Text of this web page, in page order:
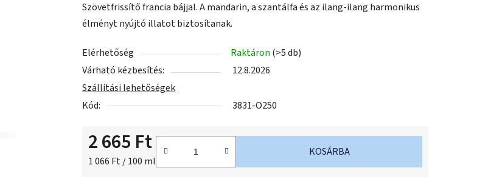
értékelése
5-
0,0
csillag.
Szövetfrissítő francia bájjal. A mandarin, a szantálfa és az ilang-ilang harmonikus
élményt nyújtó illatot biztosítanak.
Elérhetőség Raktáron (>5 db)
Várható kézbesítés:
12.8.2026
Szállítási lehetőségek
Kód:
3831-O250
2 665 Ft
Egységár:
1 066 Ft / 100 ml
KOSÁRBA